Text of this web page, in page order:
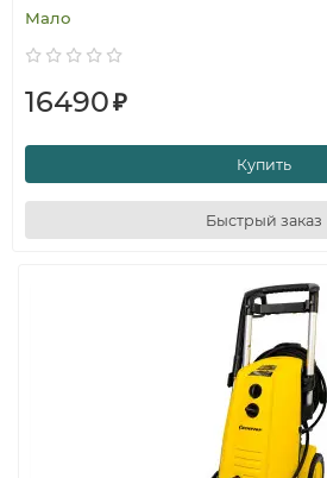
Мало
16490₽
Купить
Быстрый заказ